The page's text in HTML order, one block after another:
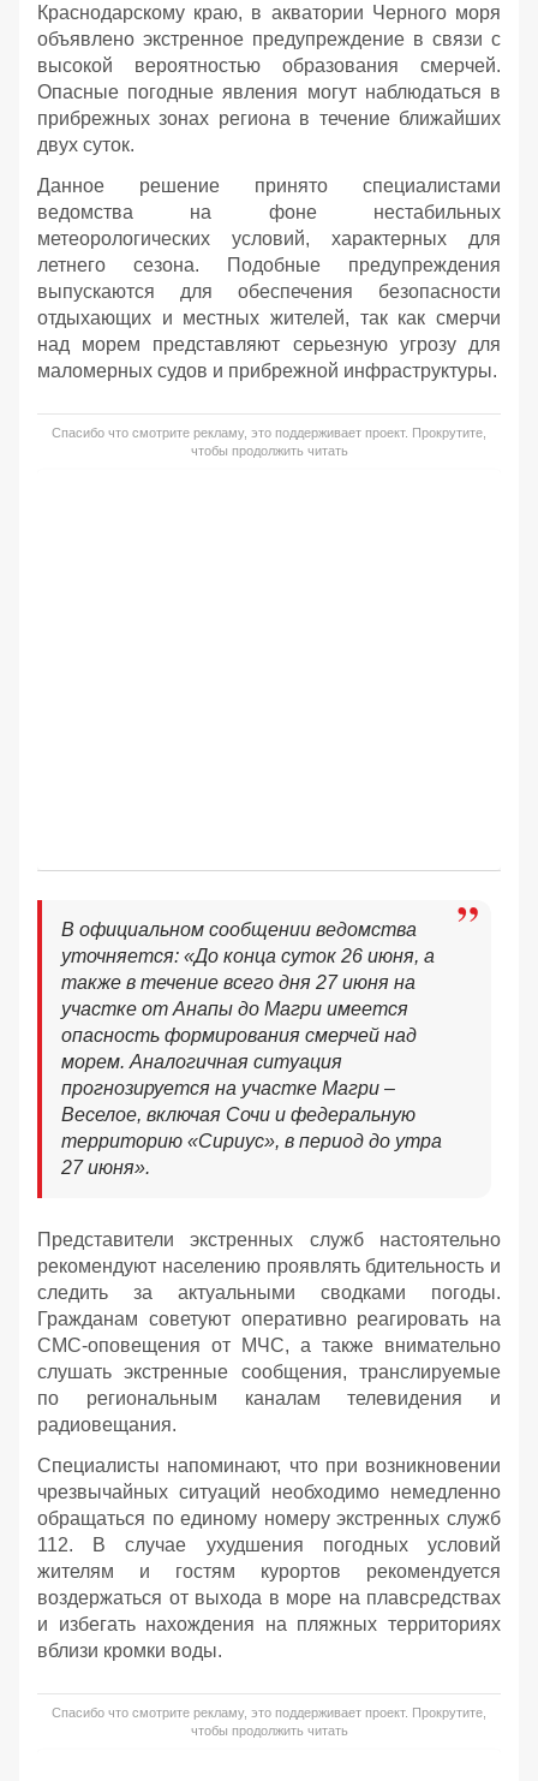
Краснодарскому краю, в акватории Черного моря
объявлено экстренное предупреждение в связи с
высокой вероятностью образования смерчей.
Опасные погодные явления могут наблюдаться в
прибрежных зонах региона в течение ближайших
двух суток.
Данное решение принято специалистами
ведомства на фоне нестабильных
метеорологических условий, характерных для
летнего сезона. Подобные предупреждения
выпускаются для обеспечения безопасности
отдыхающих и местных жителей, так как смерчи
над морем представляют серьезную угрозу для
маломерных судов и прибрежной инфраструктуры.
Спасибо что смотрите рекламу, это поддерживает проект. Прокрутите,
чтобы продолжить читать
В официальном сообщении ведомства
уточняется: «До конца суток 26 июня, а
также в течение всего дня 27 июня на
участке от Анапы до Магри имеется
опасность формирования смерчей над
морем. Аналогичная ситуация
прогнозируется на участке Магри –
Веселое, включая Сочи и федеральную
территорию «Сириус», в период до утра
27 июня».
Представители экстренных служб настоятельно
рекомендуют населению проявлять бдительность и
следить за актуальными сводками погоды.
Гражданам советуют оперативно реагировать на
СМС-оповещения от МЧС, а также внимательно
слушать экстренные сообщения, транслируемые
по региональным каналам телевидения и
радиовещания.
Специалисты напоминают, что при возникновении
чрезвычайных ситуаций необходимо немедленно
обращаться по единому номеру экстренных служб
112. В случае ухудшения погодных условий
жителям и гостям курортов рекомендуется
воздержаться от выхода в море на плавсредствах
и избегать нахождения на пляжных территориях
вблизи кромки воды.
Спасибо что смотрите рекламу, это поддерживает проект. Прокрутите,
чтобы продолжить читать